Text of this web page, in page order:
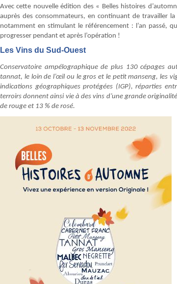
Avec cette nouvelle édition des « Belles histoires
auprès des consommateurs, en continuant de travailler
notamment en stimulant le référencement : l’an passé,
progresser pendant et après l’opération !
Les Vins du Sud-Ouest
Conservatoire ampélographique de plus 130 cépages
tannat, le loin de l’œil ou le gros et le petit manseng, les
indications géographiques protégées (IGP), réparties
terroirs donnent ainsi vie à des vins d’une grande
de rouge et 13 % de rosé.